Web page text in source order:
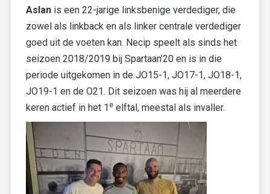
Aslan is een 22-jarige linksbenige verdediger, die
zowel als linkback en als linker centrale verdediger
goed uit de voeten kan. Necip speelt als sinds het
seizoen 2018/2019 bij Spartaan’20 en is in die
periode uitgekomen in de JO15-1, JO17-1, JO18-1,
JO19-1 en de O21. Dit seizoen was hij al meerdere
keren actief in het 1 e elftal, meestal als invaller.